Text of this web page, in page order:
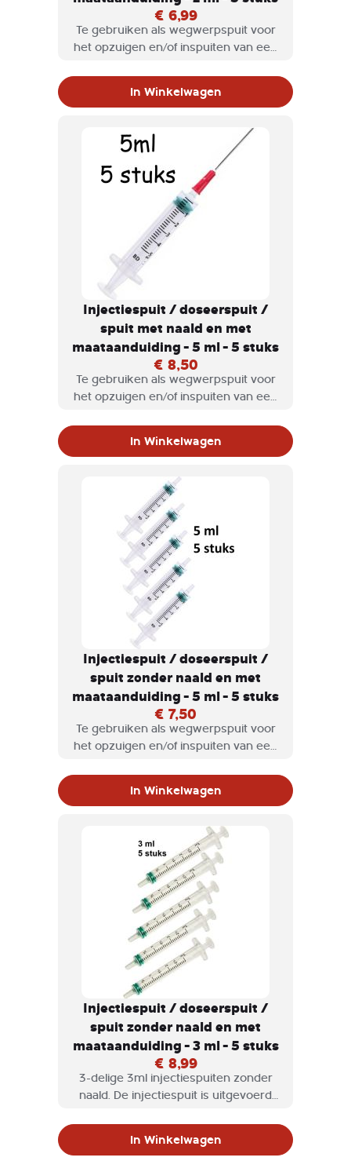
€ 6,99
Te gebruiken als wegwerpspuit voor
het opzuigen en/of inspuiten van een
In Winkelwagen
Injectiespuit / doseerspuit /
spuit met naald en met
maataanduiding - 5 ml - 5 stuks
€ 8,50
Te gebruiken als wegwerpspuit voor
het opzuigen en/of inspuiten van een
In Winkelwagen
Injectiespuit / doseerspuit /
spuit zonder naald en met
maataanduiding - 5 ml - 5 stuks
€ 7,50
Te gebruiken als wegwerpspuit voor
het opzuigen en/of inspuiten van een
In Winkelwagen
Injectiespuit / doseerspuit /
spuit zonder naald en met
maataanduiding - 3 ml - 5 stuks
€ 8,99
3-delige 3ml injectiespuiten zonder
naald. De injectiespuit is uitgevoerd
In Winkelwagen